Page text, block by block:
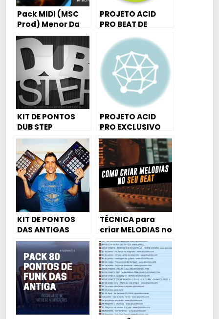
Pack MIDI (MSC
Prod) Menor Da
VG, Don Juan,
Juninho JR, Davi e
MC Livinho??
PROJETO ACID
PRO BEAT DE
KIT DE PONTOS
DUB STEP
PROJETO ACID
PRO EXCLUSIVO
PRODUÇÃO DO
SITE MC CAROL
PÉCORA,MC NOVIN
, MC DL – VEM
SENTANDO
KIT DE PONTOS
DAS ANTIGAS
TÉCNICA para
criar MELODIAS no
seu BEAT